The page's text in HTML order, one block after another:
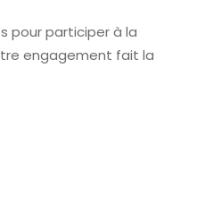
pour participer à la
engagement fait la